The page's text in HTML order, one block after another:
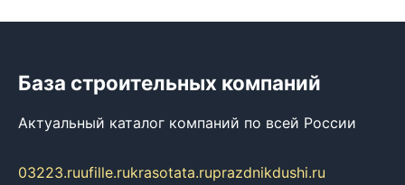
База строительных компаний
Актуальный каталог компаний по всей России
03223.ruufille.rukrasotata.ruprazdnikdushi.ru